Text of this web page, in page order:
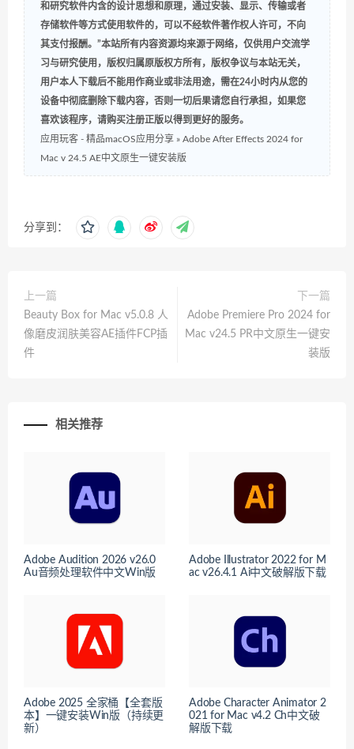
和研究软件内含的设计思想和原理，通过安装、显示、传输或者
存储软件等方式使用软件的，可以不经软件著作权人许可，不向
其支付报酬。”本站所有内容资源均来源于网络，仅供用户交流学
习与研究使用，版权归属原版权方所有，版权争议与本站无关，
用户本人下载后不能用作商业或非法用途，需在24小时内从您的
设备中彻底删除下载内容，否则一切后果请您自行承担，如果您
喜欢该程序，请购买注册正版以得到更好的服务。
应用玩客 - 精品macOS应用分享 » Adobe After Effects 2024 for
Mac v 24.5 AE中文原生一键安装版
分享到：
上一篇
Beauty Box for Mac v5.0.8 人
像磨皮润肤美容AE插件FCP插
件
下一篇
Adobe Premiere Pro 2024 for
Mac v24.5 PR中文原生一键安
装版
相关推荐
Adobe Audition 2026 v26.0
Au音频处理软件中文Win版
Adobe Illustrator 2022 for M
ac v26.4.1 Ai中文破解版下载
Adobe 2025 全家桶【全套版
本】一键安装Win版（持续更
新）
Adobe Character Animator 2
021 for Mac v4.2 Ch中文破
解版下载